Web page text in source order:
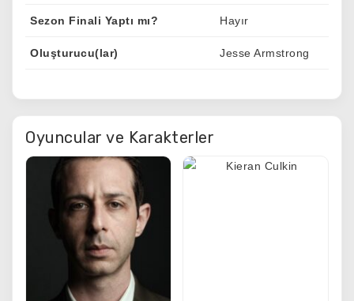
Sezon Finali Yaptı mı? Hayır
Oluşturucu(lar) Jesse Armstrong
Oyuncular ve Karakterler